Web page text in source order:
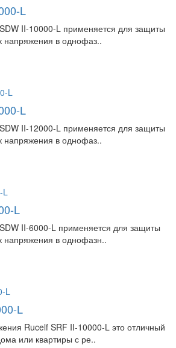
L
II-10000-L применяется для защиты
напряжения в однофаз..
L
II-12000-L применяется для защиты
напряжения в однофаз..
L
II-6000-L применяется для защиты
напряжения в однофазн..
L
Rucelf SRF II-10000-L это отличный
или квартиры с ре..